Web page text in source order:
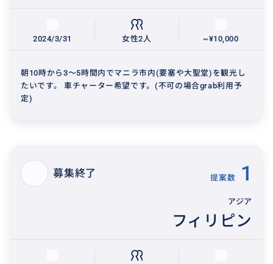
2024/3/31 女性2人 ~¥10,000
朝10時から3〜5時間内でマニラ市内(要塞や大聖堂)を観光し
たいです。 車チャーター希望です。(不可の場合grab利用予
定)
募集終了 提案数 1
アジア
フィリピン